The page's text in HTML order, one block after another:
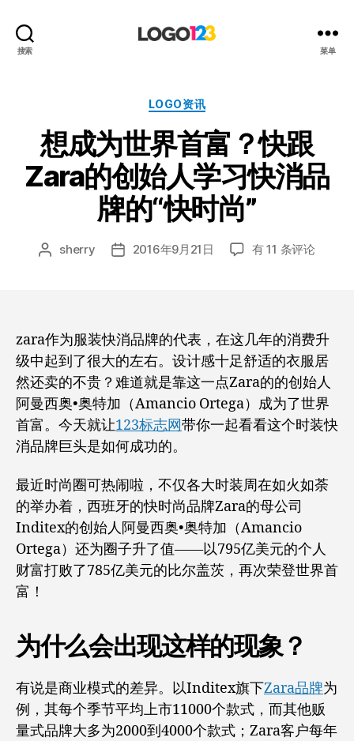
搜索
设
计
博
客
菜单
分
LOGO资讯
想成为世界首富？快跟
Zara的创始人学习快消品
牌的“快时尚”
文 sherry
发 2016年9月21日
想
首
富？
快
跟
Zara
的
学
习
快
消
品
牌
时
尚”
有 11 条评论
zara作为服装快消品牌的代表，在这几年的消费升
级中起到了很大的左右。设计感十足舒适的衣服居
然还卖的不贵？难道就是靠这一点Zara的的创始人
阿曼西奥•奥特加（Amancio Ortega）成为了世界
首富。今天就让123标志网带你一起看看这个时装快
消品牌巨头是如何成功的。
最近时尚圈可热闹啦，不仅各大时装周在如火如荼
的举办着，西班牙的快时尚品牌Zara的母公司
Inditex的创始人阿曼西奥•奥特加（Amancio
Ortega）还为圈子升了值——以795亿美元的个人
财富打败了785亿美元的比尔盖茨，再次荣登世界首
富！
为什么会出现这样的现象？
有说是商业模式的差异。以Inditex旗下Zara品牌为
例，其每个季节平均上市11000个款式，而其他贩
量式品牌大多为2000到4000个款式；Zara客户每年